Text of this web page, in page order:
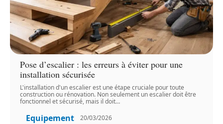
Pose d’escalier : les erreurs à éviter pour une
installation sécurisée
L'installation d'un escalier est une étape cruciale pour toute
construction ou rénovation. Non seulement un escalier doit être
fonctionnel et sécurisé, mais il doit…
Equipement 20/03/2026